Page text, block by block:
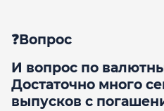
❓Вопрос
И вопрос по
Достаточно много
выпусков с